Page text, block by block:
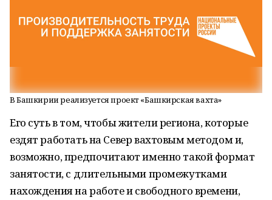
В Башкирии реализуется проект «Башкирская вахта»
Его суть в том, чтобы жители региона, которые
ездят работать на Север вахтовым методом и,
возможно, предпочитают именно такой формат
занятости, с длительными промежутками
нахождения на работе и свободного времени,